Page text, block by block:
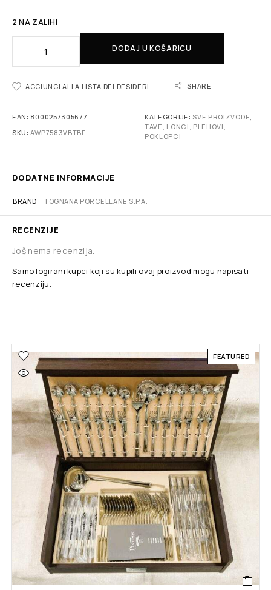
2 NA ZALIHI
DODAJ U KOŠARICU
AGGIUNGI ALLA LISTA DEI DESIDERI SHARE
EAN: 8000257305677
SKU:AWP7583VBTBF
KATEGORIJE: SVE PROIZVODE,
TAVE, LONCI, PLEHOVI,
POKLOPCI
DODATNE INFORMACIJE
BRAND TOGNANA PORCELLANE S.P.A.
RECENZIJE
Još nema recenzija.
Samo logirani kupci koji su kupili ovaj proizvod mogu napisati
recenziju.
FEATURED